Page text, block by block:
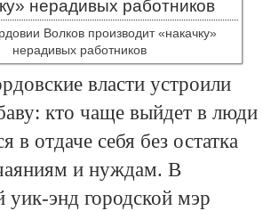
Волков производит «накачку»
нерадивых работников
власти устроили
кто чаще выйдет в люди
в отдаче себя без остатка
и нуждам. В
энд городской мэр